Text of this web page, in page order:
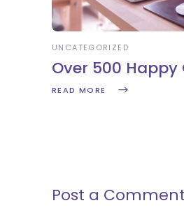
UNCATEGORIZED
Over 500 Happy
READ MORE
Post a Comment